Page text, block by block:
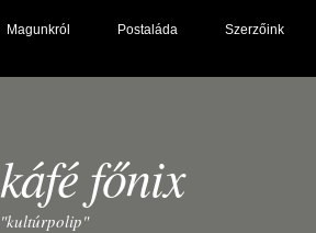
Magunkról Postaláda Szerzőink
káfé főnix
"kultúrpolip"